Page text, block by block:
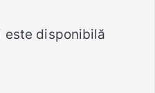
este disponibilă